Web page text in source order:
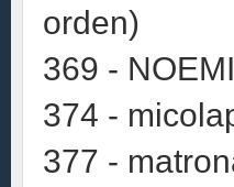
orden)
369 -
374 -
377 -